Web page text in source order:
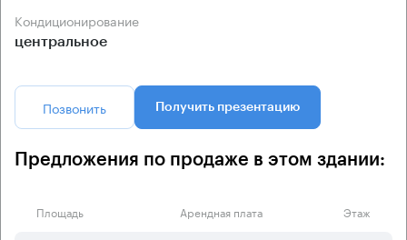
Кондиционирование
центральное
Позвонить Получить презентацию
Предложения по продаже в этом здании:
Площадь Арендная плата Этаж